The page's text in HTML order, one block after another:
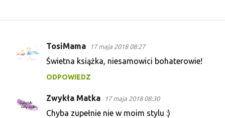
K
n
TosiMama 17 maja 2018 08:27
Świetna książka, niesamowici bohaterowie!
ODPOWIEDZ
Zwykła Matka 17 maja 2018 08:30
Chyba zupełnie nie w moim stylu :)